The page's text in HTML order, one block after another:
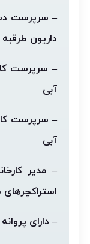
– سرپرست
داریون طرقبه
– سرپرست
آبی
– سرپرست
آبی
– مدیر
– دارای پروانه پایه 2 نظام